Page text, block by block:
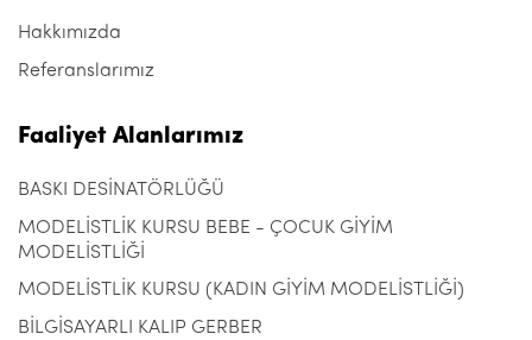
Hakkımızda
Referanslarımız
Faaliyet Alanlarımız
BASKI DESİNATÖRLÜĞÜ
MODELİSTLİK KURSU BEBE - ÇOCUK GİYİM
MODELİSTLİĞİ
MODELİSTLİK KURSU (KADIN GİYİM MODELİSTLİĞİ)
BİLGİSAYARLI KALIP GERBER